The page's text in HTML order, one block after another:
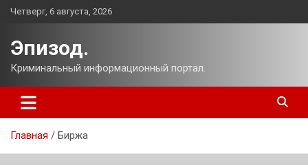
Перейти
Четверг, 6 августа, 2026
Эпизод.
Криминальный информационный портал.
Главная Биржа